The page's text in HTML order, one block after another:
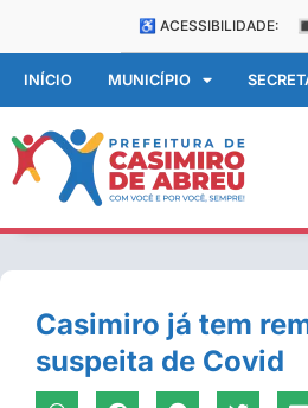
♿ ACESSIBILIDADE:
INÍCIO MUNICÍPIO
Casimiro já tem
suspeita de Covid